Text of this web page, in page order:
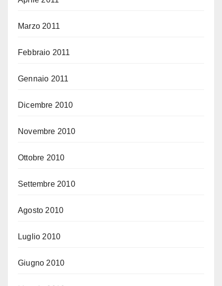
Marzo 2011
Febbraio 2011
Gennaio 2011
Dicembre 2010
Novembre 2010
Ottobre 2010
Settembre 2010
Agosto 2010
Luglio 2010
Giugno 2010